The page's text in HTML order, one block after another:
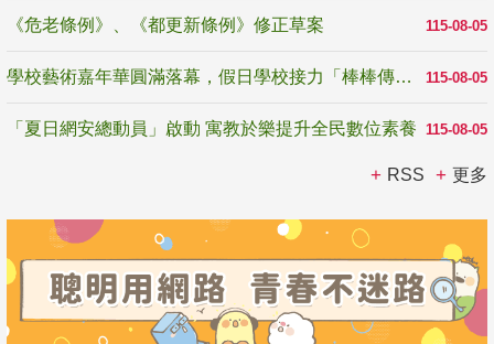
115-08-05
《危老條例》、《都更新條例》修正草案
115-08-05
學校藝術嘉年華圓滿落幕，假日學校接力「棒棒傳美感」
115-08-05
「夏日網安總動員」啟動 寓教於樂提升全民數位素養
RSS 更多